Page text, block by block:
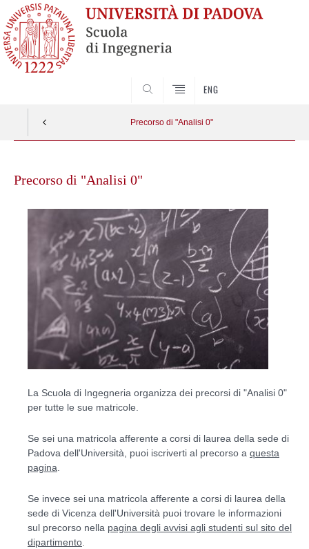
ENG
Precorso di "Analisi 0"
contentPrecorso di "Analisi 0"
La Scuola di Ingegneria organizza dei precorsi di "Analisi 0"
per tutte le sue matricole.
Se sei una matricola afferente a corsi di laurea della sede di
Padova dell'Università, puoi iscriverti al precorso a questa
pagina.
Se invece sei una matricola afferente a corsi di laurea della
sede di Vicenza dell'Università puoi trovare le informazioni
sul precorso nella pagina degli avvisi agli studenti sul sito del
dipartimento.